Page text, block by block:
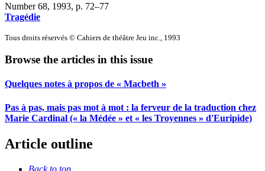
Number 68, 1993, p. 72–77
Tragédie
Tous droits réservés © Cahiers de théâtre Jeu inc., 1993
Browse the articles in this issue
Quelques notes à propos de « Macbeth »
Pas à pas, mais pas mot à mot : la ferveur de la traduction chez
Marie Cardinal (« la Médée » et « les Troyennes » d'Euripide)
Article outline
Back to top